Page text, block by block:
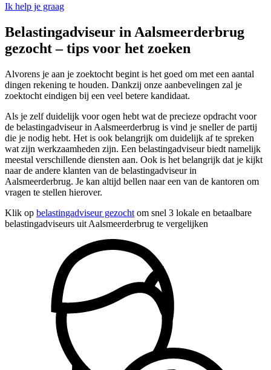
Ik help je graag
Belastingadviseur in Aalsmeerderbrug
gezocht – tips voor het zoeken
Alvorens je aan je zoektocht begint is het goed om met een aantal
dingen rekening te houden. Dankzij onze aanbevelingen zal je
zoektocht eindigen bij een veel betere kandidaat.
Als je zelf duidelijk voor ogen hebt wat de precieze opdracht voor
de belastingadviseur in Aalsmeerderbrug is vind je sneller de partij
die je nodig hebt. Het is ook belangrijk om duidelijk af te spreken
wat zijn werkzaamheden zijn. Een belastingadviseur biedt namelijk
meestal verschillende diensten aan. Ook is het belangrijk dat je kijkt
naar de andere klanten van de belastingadviseur in
Aalsmeerderbrug. Je kan altijd bellen naar een van de kantoren om
vragen te stellen hierover.
Klik op belastingadviseur gezocht om snel 3 lokale en betaalbare
belastingadviseurs uit Aalsmeerderbrug te vergelijken